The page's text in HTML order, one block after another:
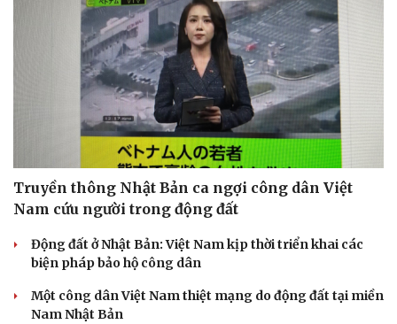
Truyền thông Nhật Bản ca ngợi công dân Việt
Nam cứu người trong động đất
Động đất ở Nhật Bản: Việt Nam kịp thời triển khai các
biện pháp bảo hộ công dân
Một công dân Việt Nam thiệt mạng do động đất tại miền
Nam Nhật Bản